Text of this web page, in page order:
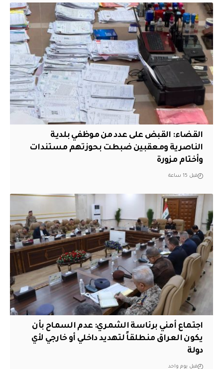
القضاء: القبض على عدد من موظفي بلدية
الناصرية ومعقبين ضبطت بحوزتهم مستندات
وأختام مزورة
قبل 15 ساعة
اجتماع أمني برئاسة الشمري: عدم السماح بأن
يكون العراق منطلقاً لتهديد داخلي أو خارجي لأي
دولة
قبل يوم واحد